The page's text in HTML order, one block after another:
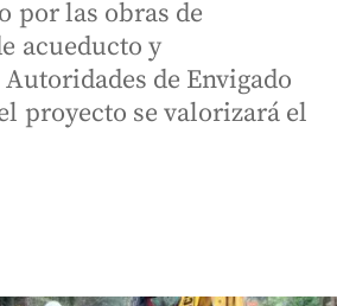
por las obras de
acueducto y
de Envigado
proyecto se valorizará el